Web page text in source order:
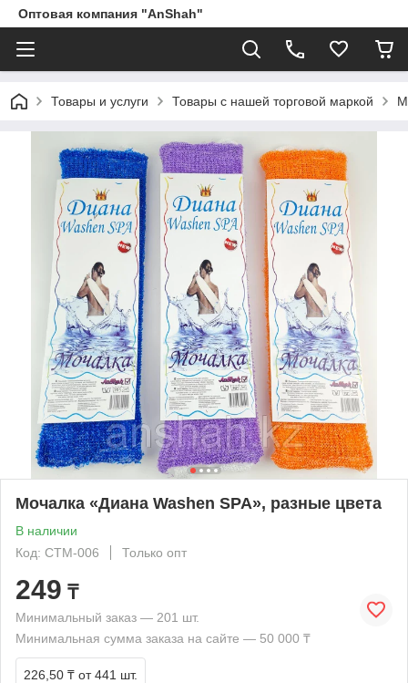
Оптовая компания "AnShah"
Товары и услуги Товары с нашей торговой маркой
Мочалка «Диана Washen SPA», разные цвета
В наличии
Код: СТМ-006
Только опт
249 ₸
Минимальный заказ — 201 шт.
Минимальная сумма заказа на сайте — 50 000 ₸
226,50 ₸ от 441 шт.